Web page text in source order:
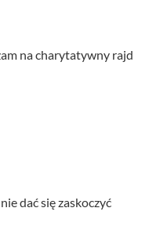
na charytatywny rajd
dać się zaskoczyć